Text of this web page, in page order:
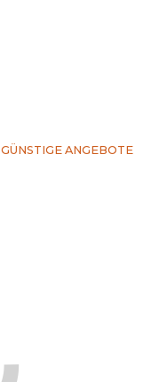
GÜNSTIGE ANGEBOTE